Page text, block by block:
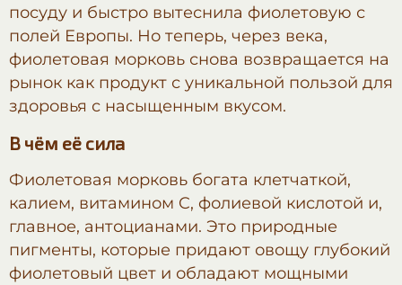
посуду и быстро вытеснила фиолетовую с
полей Европы. Но теперь, через века,
фиолетовая морковь снова возвращается на
рынок как продукт с уникальной пользой для
здоровья с насыщенным вкусом.
В чём её сила
Фиолетовая морковь богата клетчаткой,
калием, витамином C, фолиевой кислотой и,
главное, антоцианами. Это природные
пигменты, которые придают овощу глубокий
фиолетовый цвет и обладают мощными